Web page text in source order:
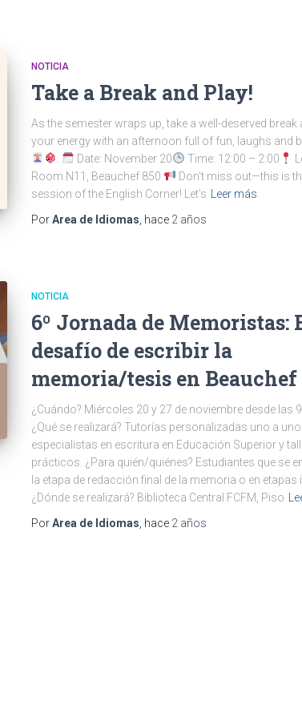
NOTICIA
Take a Break and Play!
As the semester wraps up, take a well-deserved break
your energy with an afternoon full of fun, laughs and
Date: November 20 Time: 12:00 – 2:00
Room N11, Beauchef 850
Don’t miss out—this is
session of the English Corner! Let’s
Leer más
PorArea de Idiomas , hace 2 años
NOTICIA
6º Jornada de Memoristas:
desafío de escribir la
memoria/tesis en Beauchef
¿Cuándo? Miércoles 20 y 27 de noviembre desde las
¿Qué se realizará? Tutorías personalizadas uno a
especialistas en escritura en Educación Superior y
prácticos. ¿Para quién/quiénes? Estudiantes que se
la etapa de redacción final de la memoria o en etapas
¿Dónde se realizará? Biblioteca Central FCFM, Piso
PorArea de Idiomas , hace 2 años